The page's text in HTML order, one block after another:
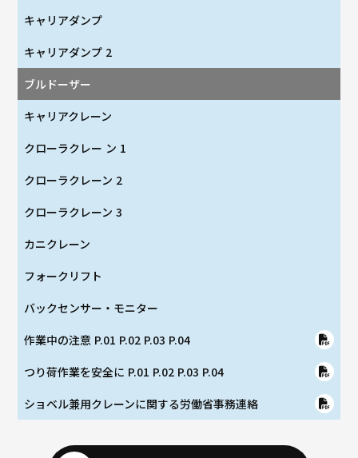
キャリアダンプ
キャリアダンプ 2
ブルドーザー
キャリアクレーン
クローラクレー ン 1
クローラクレーン 2
クローラクレーン 3
カニクレーン
フォークリフト
バックセンサー・モニター
作業中の注意 P.01 P.02 P.03 P.04
つり荷作業を安全に P.01 P.02 P.03 P.04
ショベル兼用クレーンに関する労働省事務連絡